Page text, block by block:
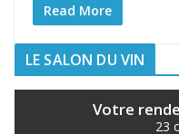
Read More
LE SALON DU VIN
Votre
23